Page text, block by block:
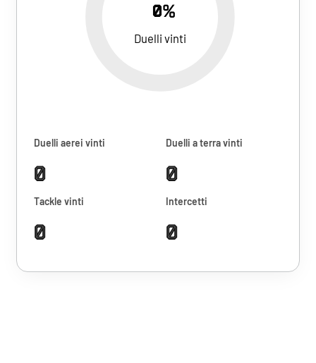
0%
Duelli vinti
Duelli aerei vinti
0
Duelli a terra vinti
0
Tackle vinti
0
Intercetti
0